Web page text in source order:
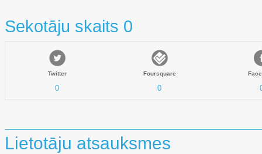
Sekotāju skaits 0
Twitter
0
Foursquare
0
Lietotāju atsauksmes